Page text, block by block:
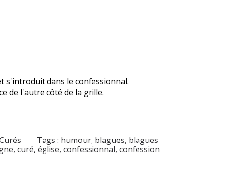
s'introduit dans le confessionnal.
de l'autre côté de la grille.
Curés Tags : humour, blagues, blagues
, curé, église, confessionnal, confession